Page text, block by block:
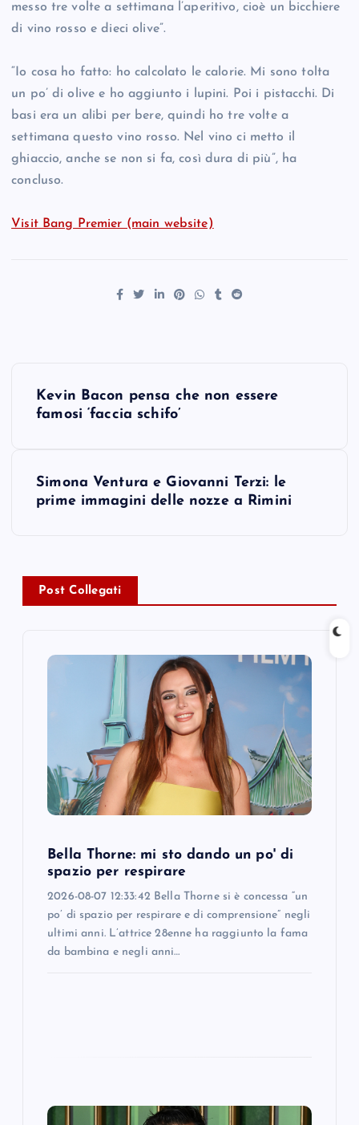
messo tre volte a settimana l’aperitivo, cioè un bicchiere
di vino rosso e dieci olive”.
“Io cosa ho fatto: ho calcolato le calorie. Mi sono tolta
un po’ di olive e ho aggiunto i lupini. Poi i pistacchi. Di
basi era un alibi per bere, quindi ho tre volte a
settimana questo vino rosso. Nel vino ci metto il
ghiaccio, anche se non si fa, così dura di più”, ha
concluso.
Visit Bang Premier (main website)
a
v
Kevin Bacon pensa che non essere
famosi ‘faccia schifo’
Simona Ventura e Giovanni Terzi: le
prime immagini delle nozze a Rimini
Post Collegati
Bella Thorne: mi sto dando un po' di
spazio per respirare
2026-08-07 12:33:42 Bella Thorne si è concessa “un
po’ di spazio per respirare e di comprensione” negli
ultimi anni. L’attrice 28enne ha raggiunto la fama
da bambina e negli anni…